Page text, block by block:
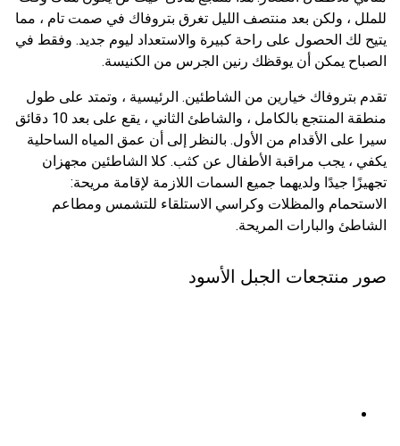
للملل ، ولكن بعد منتصف الليل تغرق بتروفاك في صمت تام ، مما
يتيح لك الحصول على راحة كبيرة والاستعداد ليوم جديد. وفقط في
الصباح يمكن أن يوقظك رنين الجرس من الكنيسة.
تقدم بتروفاك خيارين من الشاطئين. الرئيسية ، وتمتد على طول
منطقة المنتجع بالكامل ، والشاطئ الثاني ، يقع على بعد 10 دقائق
سيرا على الأقدام من الأول. بالنظر إلى أن عمق المياه الساحلية
يكفي ، يجب مراقبة الأطفال عن كثب. كلا الشاطئين مجهزان
تجهيزًا جيدًا ولديهما جميع السمات اللازمة لإقامة مريحة:
الاستحمام والمظلات وكراسي الاستلقاء للتشمس ومطاعم
الشاطئ والبارات المريحة.
صور منتجعات الجبل الأسود